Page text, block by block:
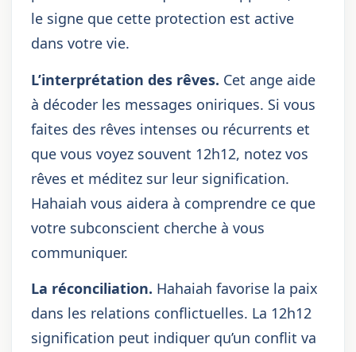
le signe que cette protection est active
dans votre vie.
L’interprétation des rêves. Cet ange aide
à décoder les messages oniriques. Si vous
faites des rêves intenses ou récurrents et
que vous voyez souvent 12h12, notez vos
rêves et méditez sur leur signification.
Hahaiah vous aidera à comprendre ce que
votre subconscient cherche à vous
communiquer.
La réconciliation. Hahaiah favorise la paix
dans les relations conflictuelles. La 12h12
signification peut indiquer qu’un conflit va